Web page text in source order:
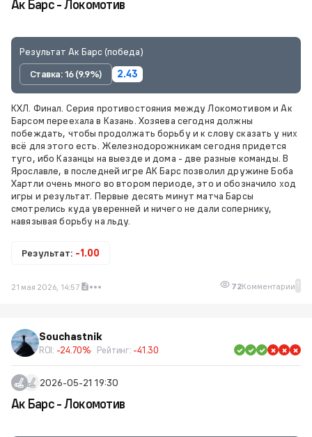
Ак Барс - Локомотив
Результат Ак Барс (победа)
Ставка: 16 (9.9%)
2.43
КХЛ. Финал. Серия противостояния между Локомотивом и Ак
Барсом переехала в Казань. Хозяева сегодня должны
побеждать, чтобы продолжать борьбу и к слову сказать у них
всё для этого есть. Железнодорожникам сегодня придется
туго, ибо Казанцы на выезде и дома - две разные команды. В
Ярославле, в последней игре АК Барс позволил дружине Боба
Хартли очень много во втором периоде, это и обозначило ход
игры и результат. Первые десять минут матча Барсы
смотрелись куда уверенней и ничего не дали сопернику,
навязывая борьбу на льду.
Результат: -1.00
21 мая 2026, 14:57 72Комментарии 1
Souchastnik
ROI: -24.70% Рейтинг: -41.30
2026-05-21 19:30
Ак Барс - Локомотив